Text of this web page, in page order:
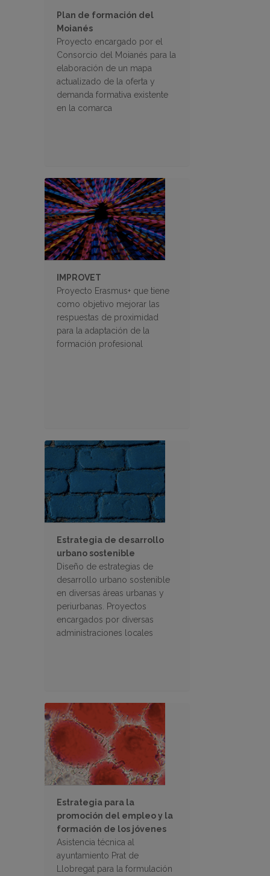
Plan de formación del
Moianés
Proyecto encargado por el
Consorcio del Moianés para la
elaboración de un mapa
actualizado de la oferta y
demanda formativa existente
en la comarca
IMPROVET
Proyecto Erasmus+ que tiene
como objetivo mejorar las
respuestas de proximidad
para la adaptación de la
formación profesional
Estrategia de desarrollo
urbano sostenible
Diseño de estrategias de
desarrollo urbano sostenible
en diversas áreas urbanas y
periurbanas. Proyectos
encargados por diversas
administraciones locales
Estrategia para la
promoción del empleo y la
formación de los jóvenes
Asistencia técnica al
ayuntamiento Prat de
Llobregat para la formulación